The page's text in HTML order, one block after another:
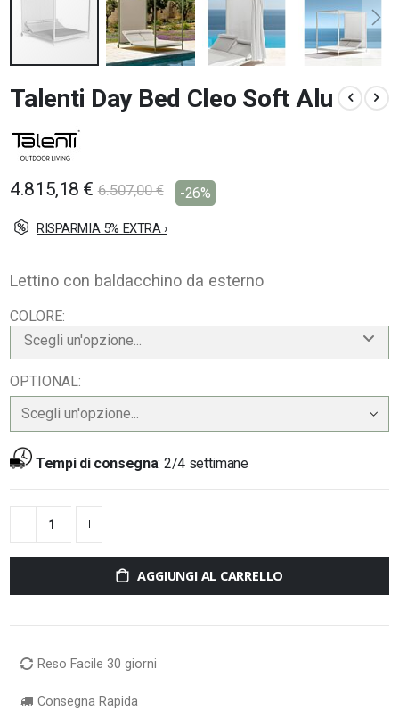
all'inizio
della
galleria
di
Talenti Day Bed Cleo Soft Alu
4.815,18 € 6.507,00 € -26%
RISPARMIA 5% EXTRA ›
Lettino con baldacchino da esterno
COLORE
Scegli un'opzione...
OPTIONAL
Tempi di consegna: 2/4 settimane
AGGIUNGI AL CARRELLO
Reso Facile 30 giorni
Consegna Rapida